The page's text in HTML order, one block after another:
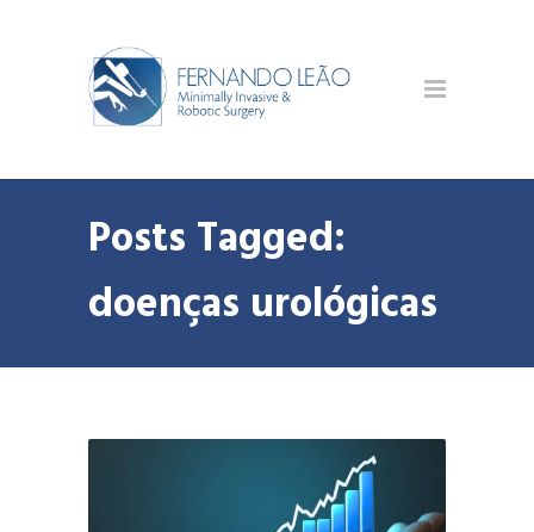
Posts Tagged:
doenças urológicas